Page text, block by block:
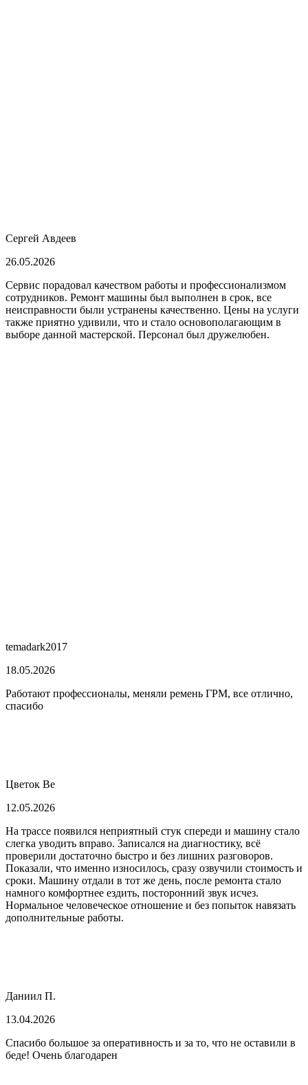
Сергей Авдеев
26.05.2026
Сервис порадовал качеством работы и профессионализмом
сотрудников. Ремонт машины был выполнен в срок, все
неисправности были устранены качественно. Цены на услуги
также приятно удивили, что и стало основополагающим в
выборе данной мастерской. Персонал был дружелюбен.
temadark2017
18.05.2026
Работают профессионалы, меняли ремень ГРМ, все отлично,
спасибо
Цветок Ве
12.05.2026
На трассе появился неприятный стук спереди и машину стало
слегка уводить вправо. Записался на диагностику, всё
проверили достаточно быстро и без лишних разговоров.
Показали, что именно износилось, сразу озвучили стоимость и
сроки. Машину отдали в тот же день, после ремонта стало
намного комфортнее ездить, посторонний звук исчез.
Нормальное человеческое отношение и без попыток навязать
дополнительные работы.
Даниил П.
13.04.2026
Спасибо большое за оперативность и за то, что не оставили в
беде! Очень благодарен